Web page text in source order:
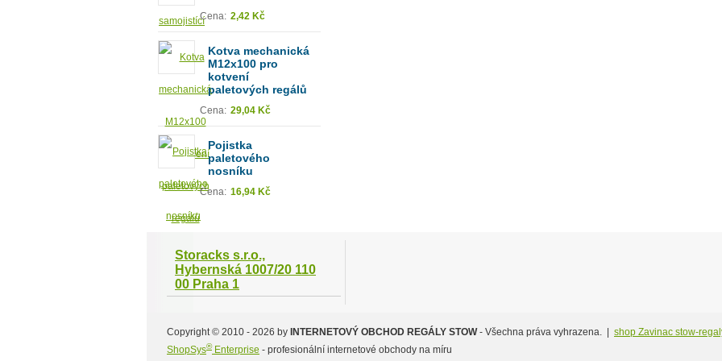
Cena: 2,42 Kč
Kotva mechanická
M12x100 pro
kotvení
paletových regálů
Cena: 29,04 Kč
Pojistka
paletového
nosníku
Cena: 16,94 Kč
Storacks s.r.o.,
Hybernská 1007/20 110
00 Praha 1
Copyright © 2010 - 2026 by INTERNETOVÝ OBCHOD REGÁLY STOW- Všechna práva vyhrazena. | shop Zavinac stow-
ShopSys®Enterprise - profesionální internetové obchody na míru